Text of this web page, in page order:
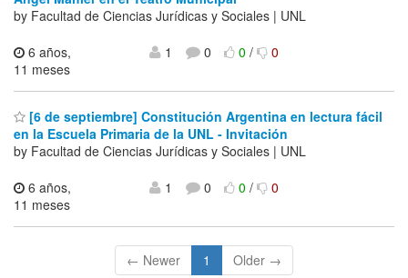
by Facultad de Ciencias Jurídicas y Sociales | UNL
6 años,
11 meses
1 0 0/ 0
[6 de septiembre] Constitución Argentina en lectura fácil
en la Escuela Primaria de la UNL - Invitación
by Facultad de Ciencias Jurídicas y Sociales | UNL
6 años,
11 meses
1 0 0/ 0
← Newer 1 Older →